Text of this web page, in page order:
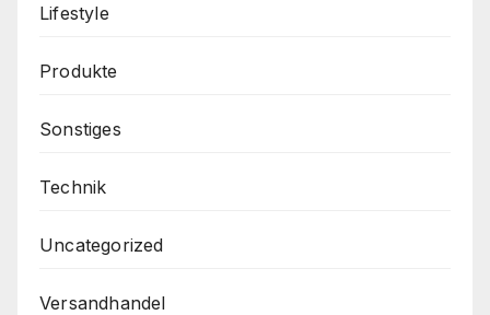
Lifestyle
Produkte
Sonstiges
Technik
Uncategorized
Versandhandel